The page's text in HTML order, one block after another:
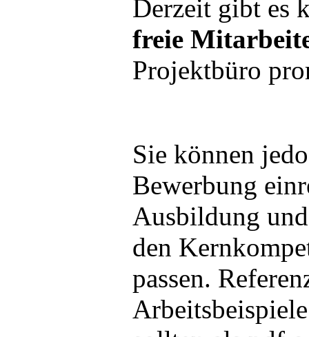
Derzeit gibt es
freie
Projektbüro
Sie können
Bewerbung
Ausbildung
den
passen.